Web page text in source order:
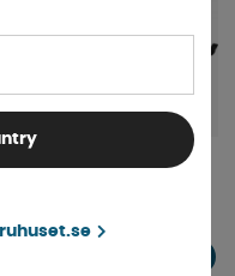
Rail Premium XL